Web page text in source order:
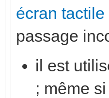
écran
passage
il est
; même